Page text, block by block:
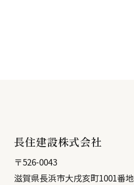
長住建設株式会社
〒526-0043
滋賀県長浜市大戌亥町1001番地